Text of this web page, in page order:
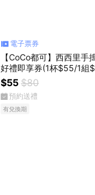
電子票券
【CoCo都可】西西里
好禮即享券(1杯$55/1組
$55 $80
預約送禮
有兌換期